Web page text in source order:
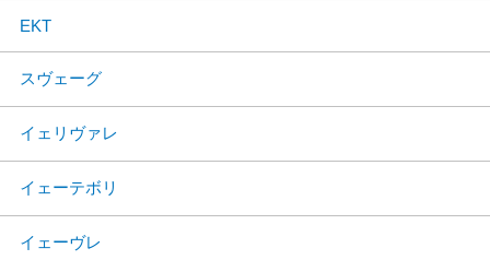
EKT
スヴェーグ
イェリヴァレ
イェーテボリ
イェーヴレ